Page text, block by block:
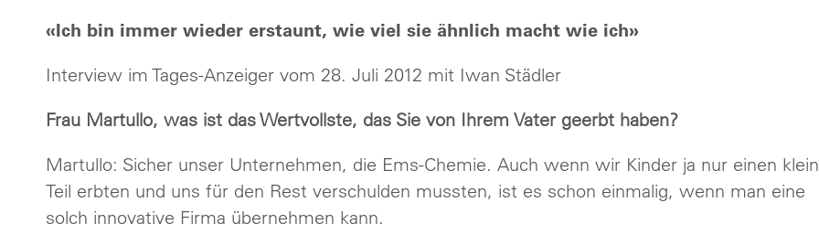
«Ich bin immer wieder erstaunt, wie viel sie ähnlich macht wie ich»
Interview im Tages-Anzeiger vom 28. Juli 2012 mit Iwan Städler
Frau Martullo, was ist das Wertvollste, das Sie von Ihrem Vater geerbt haben?
Martullo: Sicher unser Unternehmen, die Ems-Chemie. Auch wenn wir Kinder ja nur einen
Teil erbten und uns für den Rest verschulden mussten, ist es schon einmalig, wenn man eine
solch innovative Firma übernehmen kann.